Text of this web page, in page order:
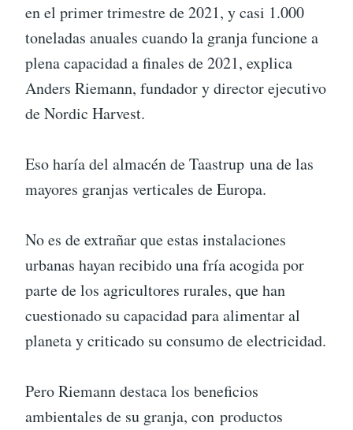
en el primer trimestre de 2021, y casi 1.000
toneladas anuales cuando la granja funcione a
plena capacidad a finales de 2021, explica
Anders Riemann, fundador y director ejecutivo
de Nordic Harvest.
Eso haría del almacén de Taastrup una de las
mayores granjas verticales de Europa.
No es de extrañar que estas instalaciones
urbanas hayan recibido una fría acogida por
parte de los agricultores rurales, que han
cuestionado su capacidad para alimentar al
planeta y criticado su consumo de electricidad.
Pero Riemann destaca los beneficios
ambientales de su granja, con productos